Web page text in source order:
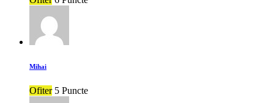
Mihai
Ofiter 5 Puncte